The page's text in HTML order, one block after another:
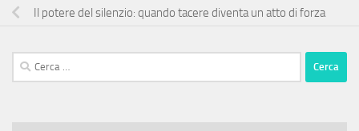
Il potere del silenzio: quando tacere diventa un atto di forza
Ricerca
per: